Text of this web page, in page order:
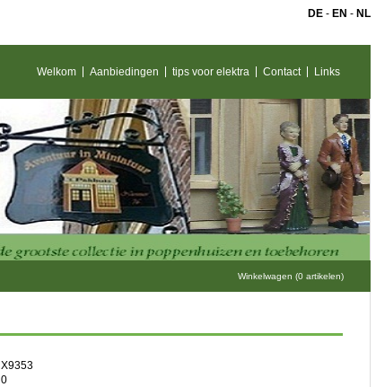
DE - EN - NL
Welkom Aanbiedingen tips voor elektra Contact Links
Winkelwagen (0 artikelen)
X9353
0